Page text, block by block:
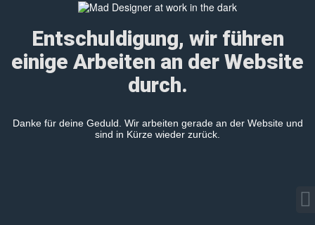
Entschuldigung, wir führen
einige Arbeiten an der Website
durch.
Danke für deine Geduld. Wir arbeiten gerade an der Website und
sind in Kürze wieder zurück.